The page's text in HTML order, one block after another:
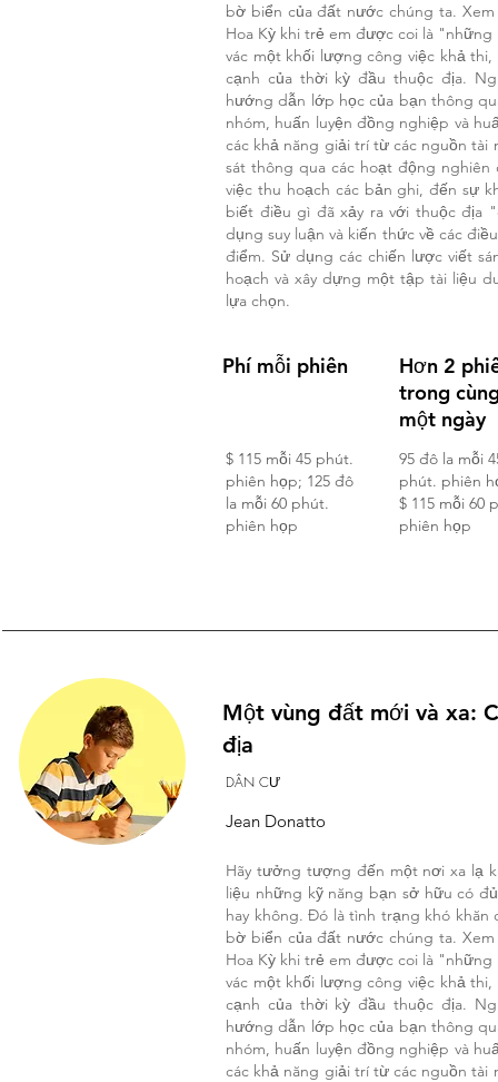
bờ biển của đất nước chúng ta.
Hoa Kỳ khi trẻ em được coi là
vác một khối lượng công việc khả
cạnh của thời kỳ đầu thuộc địa.
hướng dẫn lớp học của bạn thông
nhóm, huấn luyện đồng nghiệp và
các khả năng giải trí từ các nguồn tài
sát thông qua các hoạt động
việc thu hoạch các bản ghi, đến sự
biết điều gì đã xảy ra với thuộc địa
dụng suy luận và kiến thức về các
điểm. Sử dụng các chiến lược viết
hoạch và xây dựng một tập tài liệu
lựa chọn.
Phí mỗi phiên
$ 115 mỗi 45 phút.
phiên họp; 125 đô
la mỗi 60 phút.
phiên họp
Hơn 2
trong
một ngày
95 đô la mỗi
phút. phiên
$ 115 mỗi 60
phiên họp
Một vùng đất mới và xa:
địa
DÂN CƯ
Jean Donatto
Hãy tưởng tượng đến một nơi xa lạ
liệu những kỹ năng bạn sở hữu có
hay không. Đó là tình trạng khó
bờ biển của đất nước chúng ta.
Hoa Kỳ khi trẻ em được coi là
vác một khối lượng công việc khả
cạnh của thời kỳ đầu thuộc địa.
hướng dẫn lớp học của bạn thông
nhóm, huấn luyện đồng nghiệp và
các khả năng giải trí từ các nguồn tài